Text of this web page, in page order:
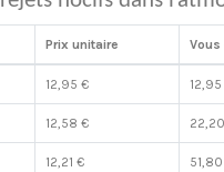
Prix unitaire
12,95 €
12,58 €
12,21 €